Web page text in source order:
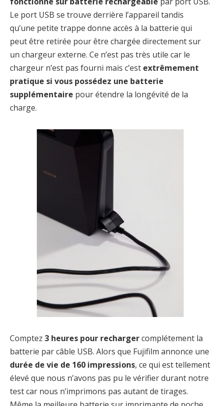
Le port USB se trouve derrière l’appareil tandis
qu’une petite trappe donne accès à la batterie qui
peut être retirée pour être chargée directement sur
un chargeur externe. Ce n’est pas très utile car le
chargeur n’est pas fourni mais c’est extrêmement
pratique si vous possédez une batterie
supplémentaire pour étendre la longévité de la
charge.
Comptez 3 heures pour rechargercomplétement la
batterie par câble USB. Alors que Fujifilm annonce une
durée de vie de 160 impressions, ce qui est tellement
élevé que nous n’avons pas pu le vérifier durant notre
test car nous n’imprimons pas autant de tirages.